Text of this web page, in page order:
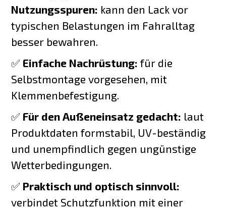
Nutzungsspuren: kann den Lack vor
typischen Belastungen im Fahralltag
besser bewahren.
✅ Einfache Nachrüstung: für die
Selbstmontage vorgesehen, mit
Klemmenbefestigung.
✅ Für den Außeneinsatz gedacht: laut
Produktdaten formstabil, UV-beständig
und unempfindlich gegen ungünstige
Wetterbedingungen.
✅ Praktisch und optisch sinnvoll:
verbindet Schutzfunktion mit einer